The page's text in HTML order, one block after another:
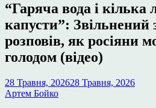
“Гаряча вода і кілька
капусти”: Звільнений
розповів, як росіяни
голодом (відео)
28 Травня, 202628 Травня, 2026
Артем Бойко